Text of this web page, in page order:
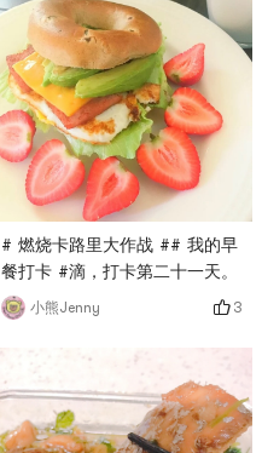
# 燃烧卡路里大作战 ## 我的早
餐打卡 #滴，打卡第二十一天。
小熊Jenny 3